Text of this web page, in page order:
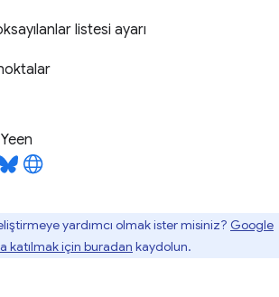
listesi ayarı
yardımcı olmak ister misiniz? Google
katılmak için buradan kaydolun.